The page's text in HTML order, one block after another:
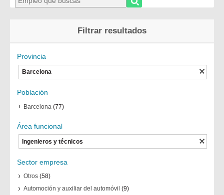
Filtrar resultados
Provincia
Barcelona
Población
Barcelona(77)
Área funcional
Ingenieros y técnicos
Sector empresa
Otros(58)
Automoción y auxiliar del automóvil (9)